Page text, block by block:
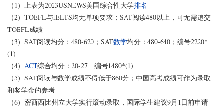
（1）上表为2023USNEWS美国综合性大学排名
（2）TOEFL与IELTS均无单项要求；SAT阅读480以上，可无需递交
TOEFL成绩
（3）SAT阅读均分：480-620；SAT数学均分：480-640；编号2220*
(1)
（4） ACT综合均分：20-27；编号1480*(1)
（5）SAT阅读与数学成绩不得低于860分；中国高考成绩可作为录取
和奖学金的参考
（6）密西西比州立大学实行滚动录取，国际学生建议9月1日前申请